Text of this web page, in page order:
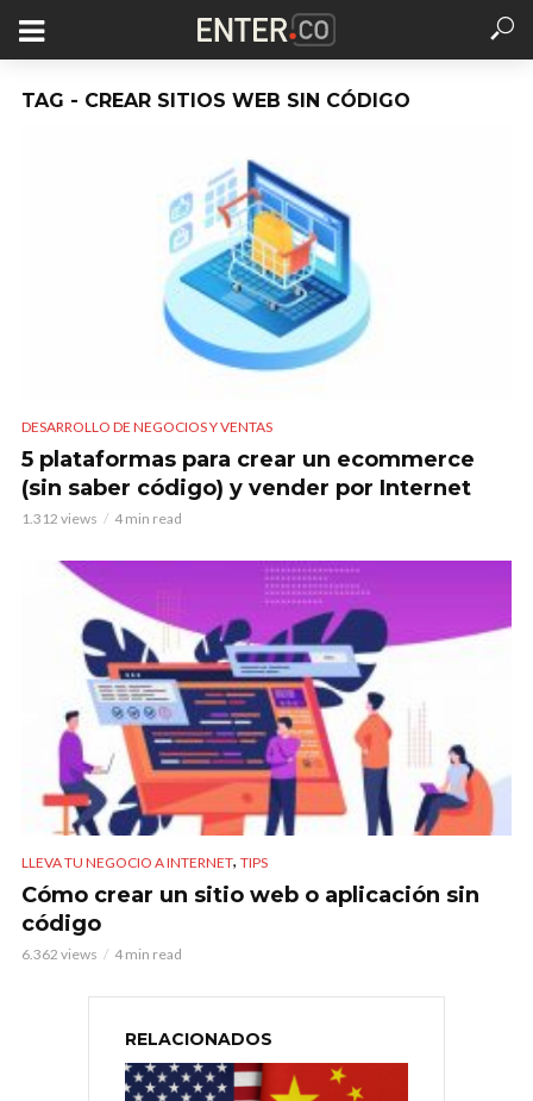
TAG - CREAR SITIOS WEB SIN CÓDIGO
DESARROLLO DE NEGOCIOS Y VENTAS
5 plataformas para crear un ecommerce
(sin saber código) y vender por Internet
1.312 views 4 min read
LLEVA TU NEGOCIO A INTERNET, TIPS
Cómo crear un sitio web o aplicación sin
código
6.362 views 4 min read
RELACIONADOS